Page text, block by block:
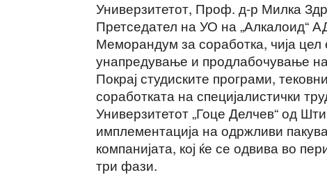
Универзитетот, Проф. д-р Милка
Претседател на УО на „Алкалоид“
Меморандум за соработка, чија
унапредување и продлабочување
Покрај студиските програми,
соработката на специјалистички
Универзитетот „Гоце Делчев“ од
имплементација на одржливи
компанијата, кој ќе се одвива во
три фази.